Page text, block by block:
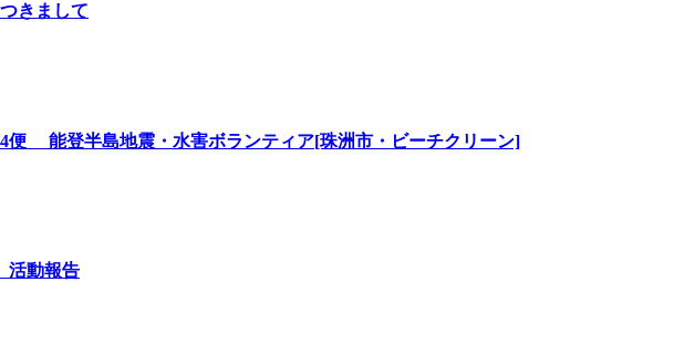
きまして
便 能登半島地震・水害ボランティア[珠洲市・ビーチクリーン]
活動報告